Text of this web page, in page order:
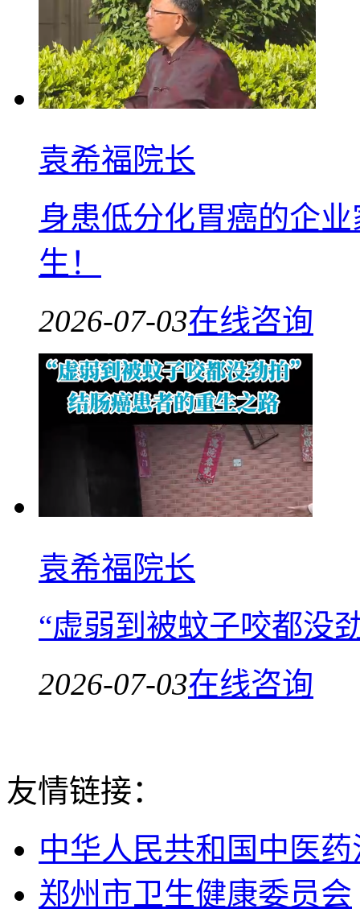
袁希福院长
身患低分化胃癌的企
生！
2026-07-03在线咨询
袁希福院长
“虚弱到被蚊子咬都没
2026-07-03在线咨询
友情链接：
中华人民共和国中医药
郑州市卫生健康委员会